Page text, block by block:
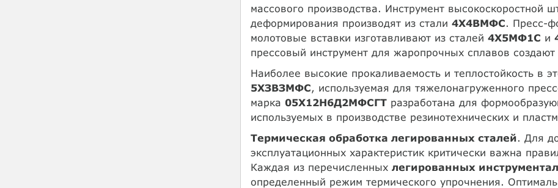
массового производства. Инструмент высокоскоростной
деформирования производят из стали 4Х4ВМФС. Пресс-
молотовые вставки изготавливают из сталей 4Х5МФ1С и
прессовый инструмент для жаропрочных сплавов создают
Наиболее высокие прокаливаемость и теплостойкость в
5ХЗВЗМФС, используемая для тяжелонагруженного
марка 05Х12Н6Д2МФСГТразработана для
используемых в производстве резинотехнических и
Термическая обработка легированных сталей. Для
эксплуатационных характеристик критически важна
Каждая из перечисленных легированных
определенный режим термического упрочнения.